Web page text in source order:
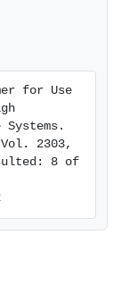
for Use
2303,
8 of